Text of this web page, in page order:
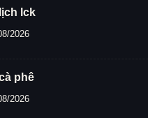
lịch lck
2026
phê
2026